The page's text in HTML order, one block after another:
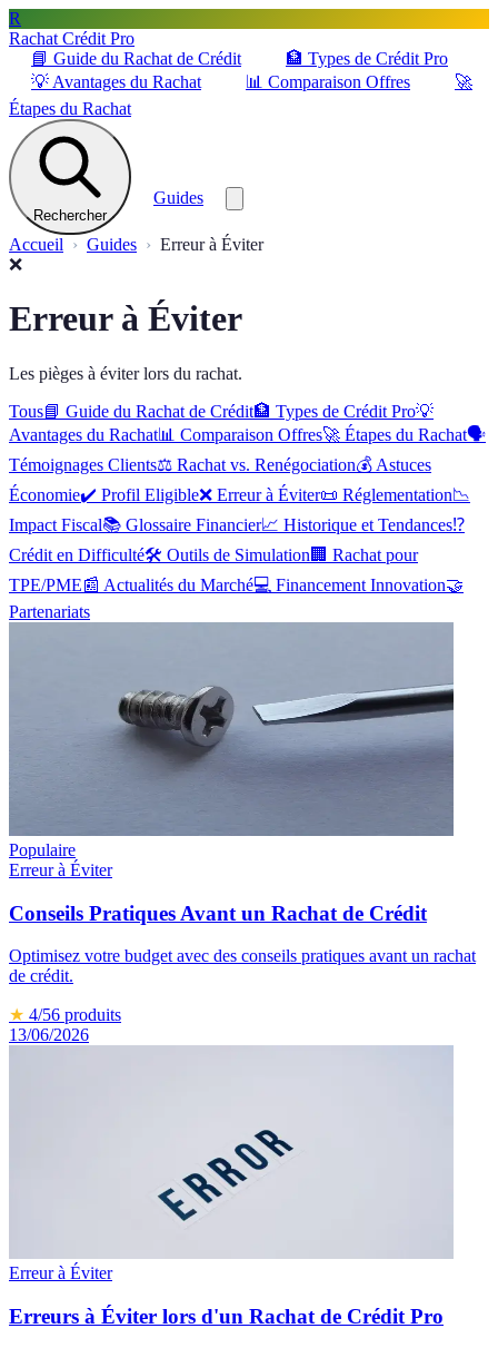
R
Rachat Crédit Pro
📘 Guide du Rachat de Crédit 🏦 Types de Crédit Pro
💡 Avantages du Rachat 📊 Comparaison Offres
🚀
Étapes du Rachat
Rechercher
Guides
Accueil Guides
Erreur à Éviter
❌
Erreur à Éviter
Les pièges à éviter lors du rachat.
Tous📘 Guide du Rachat de Crédit🏦 Types de Crédit Pro💡
Avantages du Rachat📊 Comparaison Offres🚀 Étapes du Rachat🗣️
Témoignages Clients⚖️ Rachat vs. Renégociation💰 Astuces
Économie✔️ Profil Eligible❌ Erreur à Éviter📜 Réglementation📉
Impact Fiscal📚 Glossaire Financier📈 Historique et Tendances⁉️
Crédit en Difficulté🛠️ Outils de Simulation 🏢 Rachat pour
TPE/PME📰 Actualités du Marché💻 Financement Innovation🤝
Partenariats
Populaire
Erreur à Éviter
Conseils Pratiques Avant un Rachat de Crédit
Optimisez votre budget avec des conseils pratiques avant un rachat
de crédit.
★ 4/56 produits
13/06/2026
Erreur à Éviter
Erreurs à Éviter lors d'un Rachat de Crédit Pro